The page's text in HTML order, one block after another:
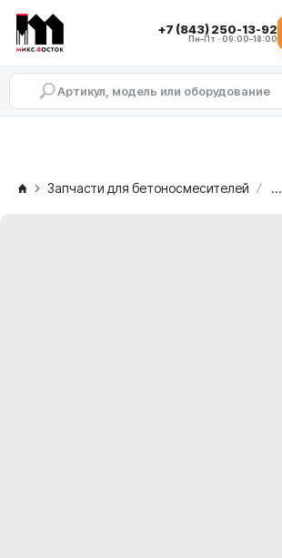
+7 (843) 250-13-92
Пн–Пт · 09:00–18:00
Запчасти для бетоносмесителей ...